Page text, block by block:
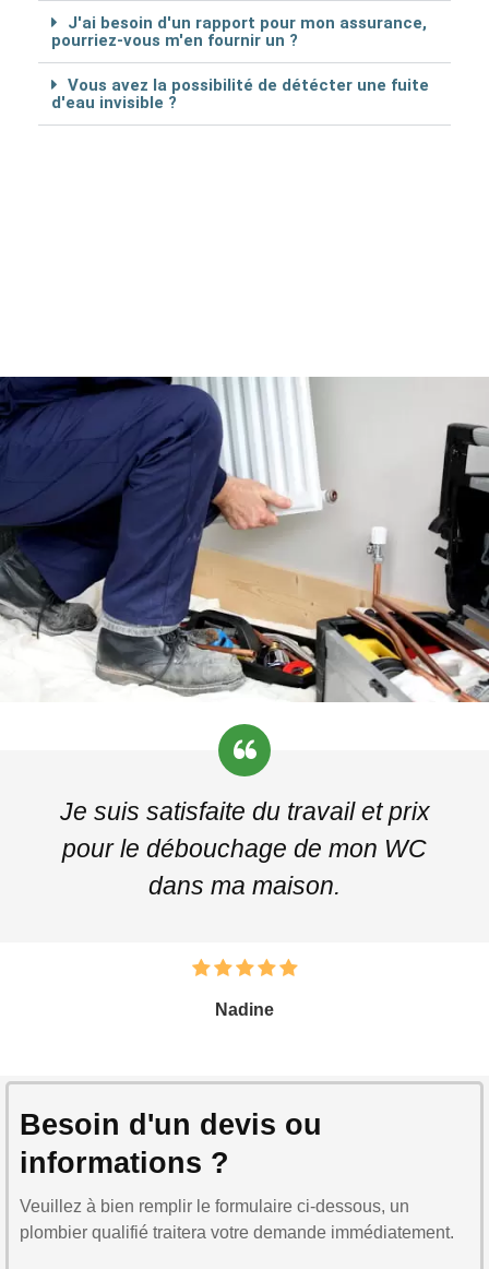
J'ai besoin d'un rapport pour mon assurance,
pourriez-vous m'en fournir un ?
Vous avez la possibilité de détécter une fuite
d'eau invisible ?
Je suis satisfaite du travail et prix
pour le débouchage de mon WC
dans ma maison.
Nadine
Besoin d'un devis ou
informations ?
Veuillez à bien remplir le formulaire ci-dessous, un
plombier qualifié traitera votre demande immédiatement.